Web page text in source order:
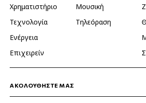
Χρηματιστήριο
Τεχνολογία
Ενέργεια
Επιχειρείν
Μουσική
Τηλεόραση
ΑΚΟΛΟΥΘΗΣΤΕ ΜΑΣ